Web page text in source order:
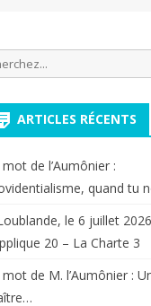
ARTICLES RÉCENTS
mot de l’Aumônier :
quand tu
le 6 juillet
20 – La Charte 3
mot de M. l’Aumônier :